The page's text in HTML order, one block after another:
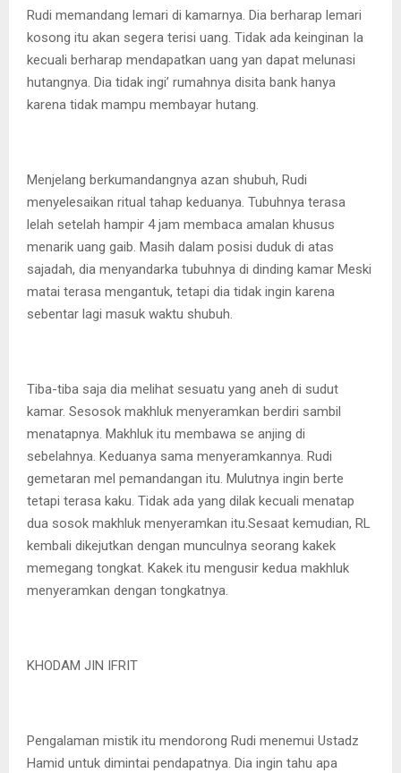
Rudi memandang lemari di kamarnya. Dia berharap lemari
kosong itu akan segera terisi uang. Tidak ada keinginan Ia
kecuali berharap mendapatkan uang yan dapat melunasi
hutangnya. Dia tidak ingi’ rumahnya disita bank hanya
karena tidak mampu membayar hutang.
Menjelang berkumandangnya azan shubuh, Rudi
menyelesaikan ritual tahap keduanya. Tubuhnya terasa
lelah setelah hampir 4 jam membaca amalan khusus
menarik uang gaib. Masih dalam posisi duduk di atas
sajadah, dia menyandarka tubuhnya di dinding kamar Meski
matai terasa mengantuk, tetapi dia tidak ingin karena
sebentar lagi masuk waktu shubuh.
Tiba-tiba saja dia melihat sesuatu yang aneh di sudut
kamar. Sesosok makhluk menyeramkan berdiri sambil
menatapnya. Makhluk itu membawa se anjing di
sebelahnya. Keduanya sama menyeramkannya. Rudi
gemetaran mel pemandangan itu. Mulutnya ingin berte
tetapi terasa kaku. Tidak ada yang dilak kecuali menatap
dua sosok makhluk menyeramkan itu.Sesaat kemudian, RL
kembali dikejutkan dengan munculnya seorang kakek
memegang tongkat. Kakek itu mengusir kedua makhluk
menyeramkan dengan tongkatnya.
KHODAM JIN IFRIT
Pengalaman mistik itu mendorong Rudi menemui Ustadz
Hamid untuk dimintai pendapatnya. Dia ingin tahu apa